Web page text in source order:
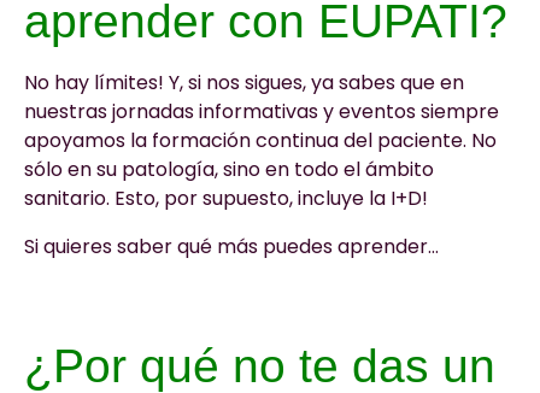
aprender con EUPATI?
No hay límites! Y, si nos sigues, ya sabes que en
nuestras jornadas informativas y eventos siempre
apoyamos la formación continua del paciente. No
sólo en su patología, sino en todo el ámbito
sanitario. Esto, por supuesto, incluye la I+D!
Si quieres saber qué más puedes aprender…
¿Por qué no te das un